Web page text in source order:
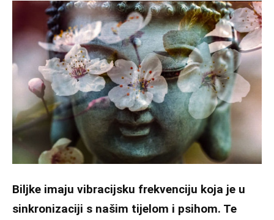
Biljke imaju vibracijsku frekvenciju koja je u
sinkronizaciji s našim tijelom i psihom. Te